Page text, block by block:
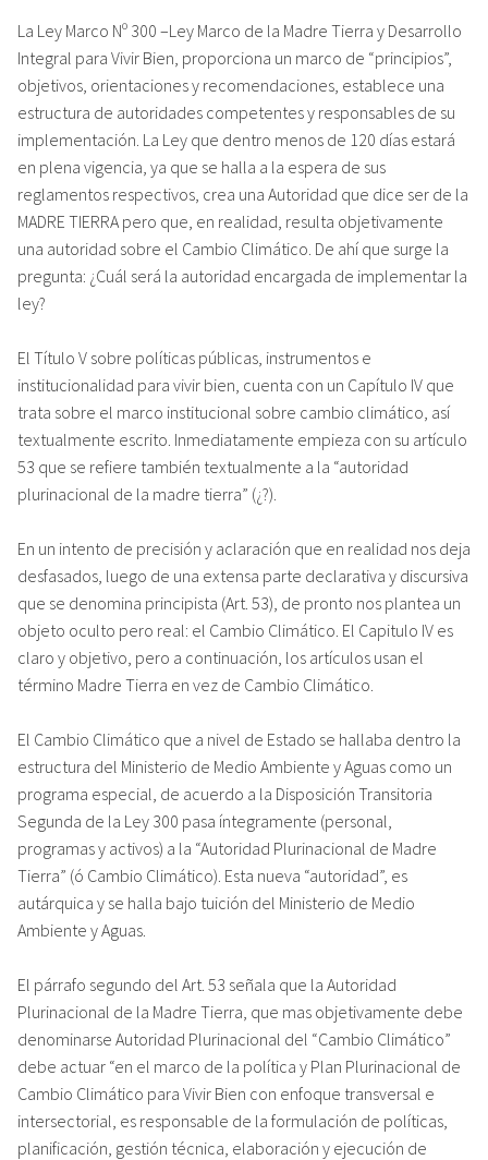
La Ley Marco Nº 300 –Ley Marco de la Madre Tierra y Desarrollo
Integral para Vivir Bien, proporciona un marco de “principios”,
objetivos, orientaciones y recomendaciones, establece una
estructura de autoridades competentes y responsables de su
implementación. La Ley que dentro menos de 120 días estará
en plena vigencia, ya que se halla a la espera de sus
reglamentos respectivos, crea una Autoridad que dice ser de la
MADRE TIERRA pero que, en realidad, resulta objetivamente
una autoridad sobre el Cambio Climático. De ahí que surge la
pregunta: ¿Cuál será la autoridad encargada de implementar la
ley?
El Título V sobre políticas públicas, instrumentos e
institucionalidad para vivir bien, cuenta con un Capítulo IV que
trata sobre el marco institucional sobre cambio climático, así
textualmente escrito. Inmediatamente empieza con su artículo
53 que se refiere también textualmente a la “autoridad
plurinacional de la madre tierra” (¿?).
En un intento de precisión y aclaración que en realidad nos deja
desfasados, luego de una extensa parte declarativa y discursiva
que se denomina principista (Art. 53), de pronto nos plantea un
objeto oculto pero real: el Cambio Climático. El Capitulo IV es
claro y objetivo, pero a continuación, los artículos usan el
término Madre Tierra en vez de Cambio Climático.
El Cambio Climático que a nivel de Estado se hallaba dentro la
estructura del Ministerio de Medio Ambiente y Aguas como un
programa especial, de acuerdo a la Disposición Transitoria
Segunda de la Ley 300 pasa íntegramente (personal,
programas y activos) a la “Autoridad Plurinacional de Madre
Tierra” (ó Cambio Climático). Esta nueva “autoridad”, es
autárquica y se halla bajo tuición del Ministerio de Medio
Ambiente y Aguas.
El párrafo segundo del Art. 53 señala que la Autoridad
Plurinacional de la Madre Tierra, que mas objetivamente debe
denominarse Autoridad Plurinacional del “Cambio Climático”
debe actuar “en el marco de la política y Plan Plurinacional de
Cambio Climático para Vivir Bien con enfoque transversal e
intersectorial, es responsable de la formulación de políticas,
planificación, gestión técnica, elaboración y ejecución de